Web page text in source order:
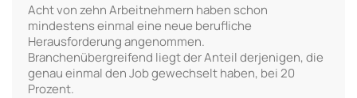
Acht von zehn Arbeitnehmern haben schon
mindestens einmal eine neue berufliche
Herausforderung angenommen.
Branchenübergreifend liegt der Anteil derjenigen, die
genau einmal den Job gewechselt haben, bei 20
Prozent.